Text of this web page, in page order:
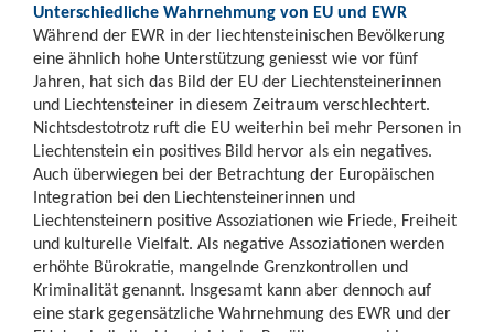
Unterschiedliche Wahrnehmung von EU und EWR
Während der EWR in der liechtensteinischen Bevölkerung
eine ähnlich hohe Unterstützung geniesst wie vor fünf
Jahren, hat sich das Bild der EU der Liechtensteinerinnen
und Liechtensteiner in diesem Zeitraum verschlechtert.
Nichtsdestotrotz ruft die EU weiterhin bei mehr Personen in
Liechtenstein ein positives Bild hervor als ein negatives.
Auch überwiegen bei der Betrachtung der Europäischen
Integration bei den Liechtensteinerinnen und
Liechtensteinern positive Assoziationen wie Friede, Freiheit
und kulturelle Vielfalt. Als negative Assoziationen werden
erhöhte Bürokratie, mangelnde Grenzkontrollen und
Kriminalität genannt. Insgesamt kann aber dennoch auf
eine stark gegensätzliche Wahrnehmung des EWR und der